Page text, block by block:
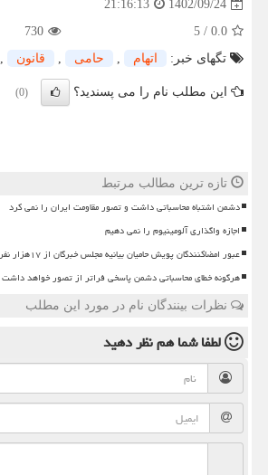
1402/09/24
21:16:13
0.0
/
5
730
تگهای خبر:
اتهام , حامی , قانون ,
این مطلب نام را می پسندید؟ (0)
تازه ترین مطالب مرتبط
دشمن اشتباه محاسباتی داشت و تصور مقاومت ایران را نمی کرد
اجازه واگذاری آلومینیوم را نمی دهیم
عبور امضاکنندگان پویش حامیان بیانیه مجلس خبرگان از ۱۷هزار نفر
هرگونه خطای محاسباتی دشمن پاسخی فراتر از تصور خواهد داشت
نظرات بینندگان نام در مورد این مطلب
لطفا شما همنظر دهید